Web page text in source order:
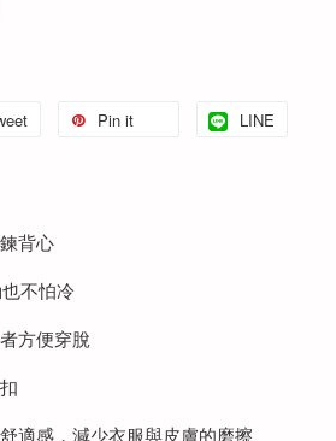
Pin it LINE
背心
也不怕冷
方便穿脫
適感，減少衣服與皮膚的磨擦